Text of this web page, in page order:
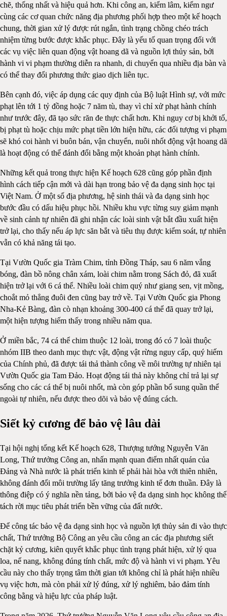
chẽ, thống nhất và hiệu quả hơn. Khi công an, kiểm lâm, kiểm ngư
cùng các cơ quan chức năng địa phương phối hợp theo một kế hoạch
chung, thời gian xử lý được rút ngắn, tình trạng chồng chéo trách
nhiệm từng bước được khắc phục. Đây là yếu tố quan trọng đối với
các vụ việc liên quan động vật hoang dã và nguồn lợi thủy sản, bởi
hành vi vi phạm thường diễn ra nhanh, di chuyển qua nhiều địa bàn và
có thể thay đổi phương thức giao dịch liên tục.
Bên cạnh đó, việc áp dụng các quy định của Bộ luật Hình sự, với mức
phạt lên tới 1 tỷ đồng hoặc 7 năm tù, thay vì chỉ xử phạt hành chính
như trước đây, đã tạo sức răn đe thực chất hơn. Khi nguy cơ bị khởi tố,
bị phạt tù hoặc chịu mức phạt tiền lớn hiện hữu, các đối tượng vi phạm
sẽ khó coi hành vi buôn bán, vận chuyển, nuôi nhốt động vật hoang dã
là hoạt động có thể đánh đổi bằng một khoản phạt hành chính.
Những kết quả trong thực hiện Kế hoạch 628 cũng góp phần định
hình cách tiếp cận mới và dài hạn trong bảo vệ đa dạng sinh học tại
Việt Nam. Ở một số địa phương, hệ sinh thái và đa dạng sinh học
bước đầu có dấu hiệu phục hồi. Nhiều khu vực từng suy giảm mạnh
về sinh cảnh tự nhiên đã ghi nhận các loài sinh vật bắt đầu xuất hiện
trở lại, cho thấy nếu áp lực săn bắt và tiêu thụ được kiểm soát, tự nhiên
vẫn có khả năng tái tạo.
Tại Vườn Quốc gia Tràm Chim, tỉnh Đồng Tháp, sau 6 năm vắng
bóng, đàn bồ nông chân xám, loài chim nằm trong Sách đỏ, đã xuất
hiện trở lại với 6 cá thể. Nhiều loài chim quý như giang sen, vịt mồng,
choắt mỏ thẳng đuôi đen cũng bay trở về. Tại Vườn Quốc gia Phong
Nha-Kẻ Bàng, đàn cò nhạn khoảng 300-400 cá thể đã quay trở lại,
một hiện tượng hiếm thấy trong nhiều năm qua.
Ở miền bắc, 74 cá thể chim thuộc 12 loài, trong đó có 7 loài thuộc
nhóm IIB theo danh mục thực vật, động vật rừng nguy cấp, quý hiếm
của Chính phủ, đã được tái thả thành công về môi trường tự nhiên tại
Vườn Quốc gia Tam Đảo. Hoạt động tái thả này không chỉ trả lại sự
sống cho các cá thể bị nuôi nhốt, mà còn góp phần bổ sung quần thể
ngoài tự nhiên, nếu được theo dõi và bảo vệ đúng cách.
Siết kỷ cương để bảo vệ lâu dài
Tại hội nghị tổng kết Kế hoạch 628, Thượng tướng Nguyễn Văn
Long, Thứ trưởng Công an, nhấn mạnh quan điểm nhất quán của
Đảng và Nhà nước là phát triển kinh tế phải hài hòa với thiên nhiên,
không đánh đổi môi trường lấy tăng trưởng kinh tế đơn thuần. Đây là
thông điệp có ý nghĩa nền tảng, bởi bảo vệ đa dạng sinh học không thể
tách rời mục tiêu phát triển bền vững của đất nước.
Để công tác bảo vệ đa dạng sinh học và nguồn lợi thủy sản đi vào thực
chất, Thứ trưởng Bộ Công an yêu cầu công an các địa phương siết
chặt kỷ cương, kiên quyết khắc phục tình trạng phát hiện, xử lý qua
loa, nể nang, không đúng tính chất, mức độ và hành vi vi phạm. Yêu
cầu này cho thấy trọng tâm thời gian tới không chỉ là phát hiện nhiều
vụ việc hơn, mà còn phải xử lý đúng, xử lý nghiêm, bảo đảm tính
công bằng và hiệu lực của pháp luật.